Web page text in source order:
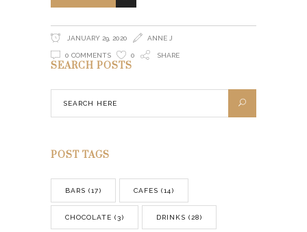
JANUARY 29, 2020 ANNE J
0 COMMENTS 0 SHARE
SEARCH POSTS
POST TAGS
BARS (17) CAFES (14)
CHOCOLATE (3) DRINKS (28)